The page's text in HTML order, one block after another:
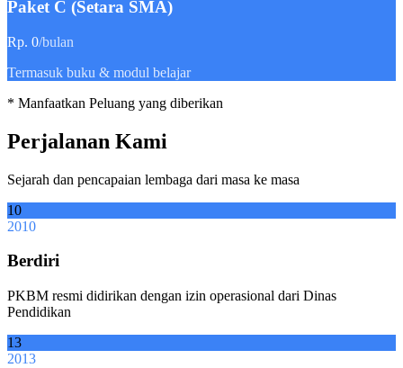
Paket C (Setara SMA)
Rp. 0/bulan
Termasuk buku & modul belajar
* Manfaatkan Peluang yang diberikan
Perjalanan Kami
Sejarah dan pencapaian lembaga dari masa ke masa
10
2010
Berdiri
PKBM resmi didirikan dengan izin operasional dari Dinas
Pendidikan
13
2013